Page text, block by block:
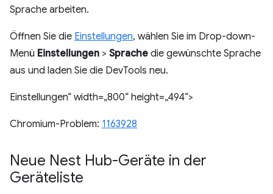
Sprache arbeiten.
Öffnen Sie die Einstellungen, wählen Sie im Drop-down-
Menü Einstellungen > Sprache die gewünschte Sprache
aus und laden Sie die DevTools neu.
Einstellungen“ width=„800“ height=„494“>
Chromium-Problem: 1163928
Neue Nest Hub-Geräte in der
Geräteliste